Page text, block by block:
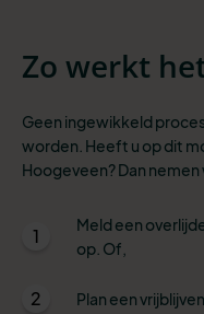
Zo werkt
Geen ingewikkeld
worden. Heeft u op dit
Hoogeveen? Dan
1
Meld een
op. Of,
2 Plan een